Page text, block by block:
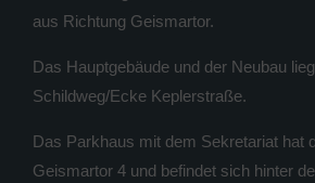
aus Richtung Geismartor.
Das Hauptgebäude und der Neubau
Schildweg/Ecke Keplerstraße.
Das Parkhaus mit dem Sekretariat hat
Geismartor 4 und befindet sich hinter